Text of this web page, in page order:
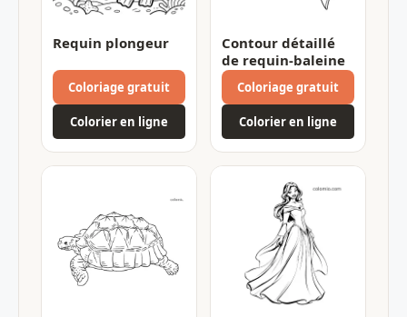
Requin plongeur
Coloriage gratuit
Colorier en ligne
Contour détaillé
de requin-baleine
Coloriage gratuit
Colorier en ligne